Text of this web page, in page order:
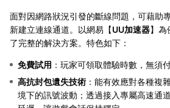
面對因網路狀況引發的斷線問題，可藉助
新建立連線通道。以網易【UU加速器】為
了完整的解決方案。特色如下：
免費試用 ：玩家可領取體驗時數，無須
高抗封包遺失技術 ：能有效應對各種複
境下的訊號波動；透過接入專屬高速通